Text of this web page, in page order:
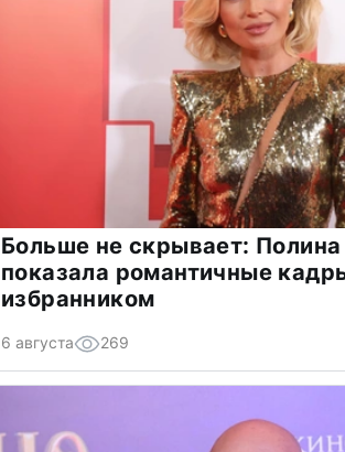
Больше не скрывает: Полина
показала романтичные
избранником
6 августа 269